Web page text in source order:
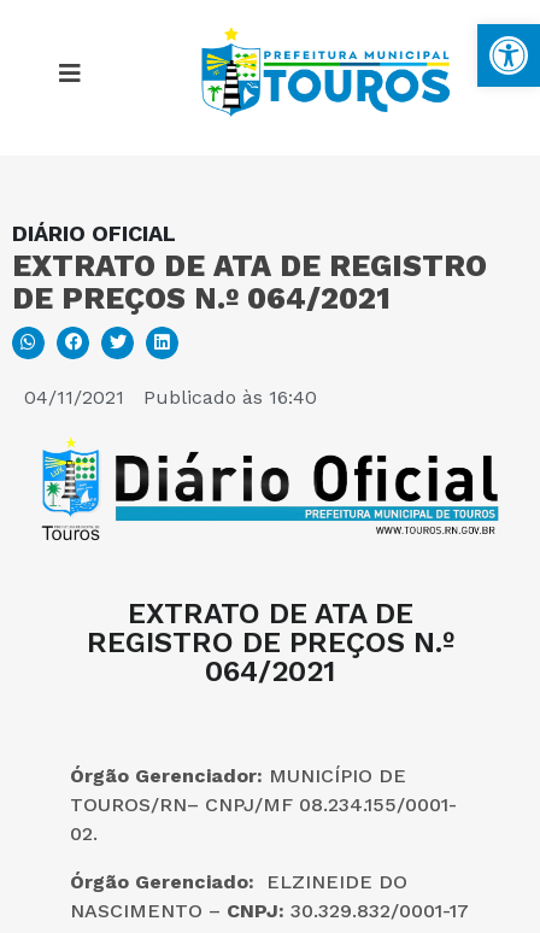
DIÁRIO OFICIAL
EXTRATO DE ATA DE REGISTRO
DE PREÇOS N.º 064/2021
04/11/2021 Publicado às 16:40
EXTRATO DE ATA DE
REGISTRO DE PREÇOS N.º
064/2021
Órgão Gerenciador: MUNICÍPIO DE
TOUROS/RN– CNPJ/MF 08.234.155/0001-
02.
Órgão Gerenciado: ELZINEIDE DO
NASCIMENTO – CNPJ: 30.329.832/0001-17
MAPA DO SITE
PORTAL DA TRANSPARÊNCIA
E-SIC
PERGUNTAS FREQUENTES